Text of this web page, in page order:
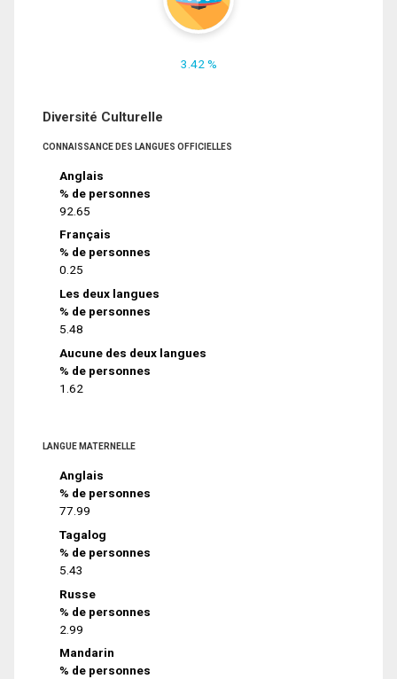
3.42 %
Diversité Culturelle
CONNAISSANCE DES LANGUES OFFICIELLES
Anglais
% de personnes
92.65
Français
% de personnes
0.25
Les deux langues
% de personnes
5.48
Aucune des deux langues
% de personnes
1.62
LANGUE MATERNELLE
Anglais
% de personnes
77.99
Tagalog
% de personnes
5.43
Russe
% de personnes
2.99
Mandarin
% de personnes